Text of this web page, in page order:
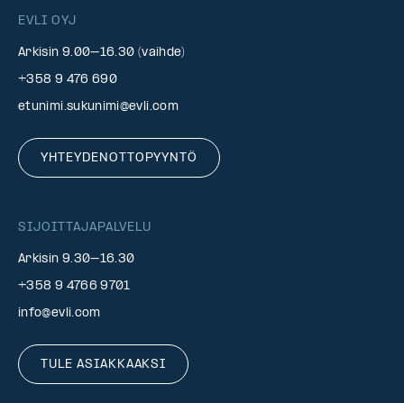
EVLI OYJ
Arkisin 9.00–16.30 (vaihde)
+358 9 476 690
etunimi.sukunimi@evli.com
YHTEYDENOTTOPYYNTÖ
SIJOITTAJAPALVELU
Arkisin 9.30–16.30
+358 9 4766 9701
info@evli.com
TULE ASIAKKAAKSI